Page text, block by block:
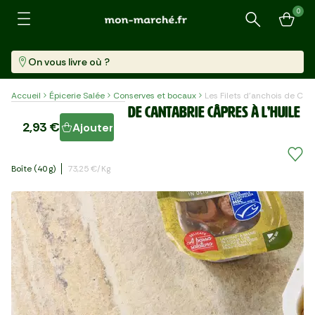
Recherche
0
On vous livre où ?
Accueil Épicerie Salée Conserves et bocaux Les Filets d’anchois de
Les Filets d’anchois de Cantabrie câpres à l’huile
d’olive
Boîte (40 G) 73,25 €/kg
2,93 € Ajouter